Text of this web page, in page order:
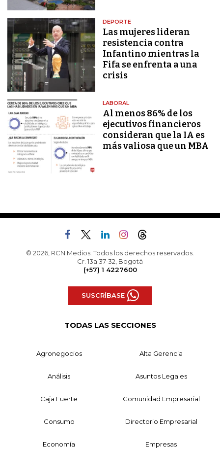
DEPORTE
Las mujeres lideran
resistencia contra
Infantino mientras la
Fifa se enfrenta a una
crisis
LABORAL
Al menos 86% de los
ejecutivos financieros
consideran que la IA es
más valiosa que un MBA
© 2026, RCN Medios. Todos los derechos reservados.
Cr. 13a 37-32, Bogotá
(+57) 1 4227600
SUSCRÍBASE
TODAS LAS SECCIONES
Agronegocios Alta Gerencia
Análisis Asuntos Legales
Caja Fuerte Comunidad Empresarial
Consumo Directorio Empresarial
Economía Empresas